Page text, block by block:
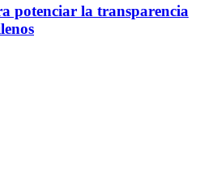
potenciar la transparencia